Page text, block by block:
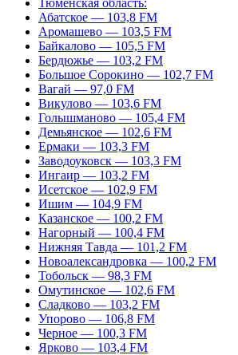
Тюменская область:
Абатское — 103,8 FM
Аромашево — 103,5 FM
Байкалово — 105,5 FM
Бердюжье — 103,2 FM
Большое Сорокино — 102,7 FM
Вагай — 97,0 FM
Викулово — 103,6 FM
Голышманово — 105,4 FM
Демьянское — 102,6 FM
Ермаки — 103,3 FM
Заводоуковск — 103,3 FM
Ингаир — 103,2 FM
Исетское — 102,9 FM
Ишим — 104,9 FM
Казанское — 100,2 FM
Нагорный — 100,4 FM
Нижняя Тавда — 101,2 FM
Новоалександровка — 100,2 FM
Тобольск — 98,3 FM
Омутинское — 102,6 FM
Сладково — 103,2 FM
Упорово — 106,8 FM
Черное — 100,3 FM
Ярково — 103,4 FM